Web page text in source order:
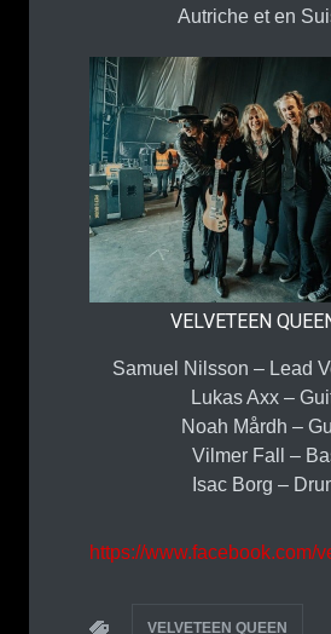
Autriche et en
VELVETEEN
Samuel Nilsson – Lead
Lukas Axx –
Noah Mårdh –
Vilmer Fall –
Isac Borg –
https://www.facebook.com/
VELVETEEN QUEEN